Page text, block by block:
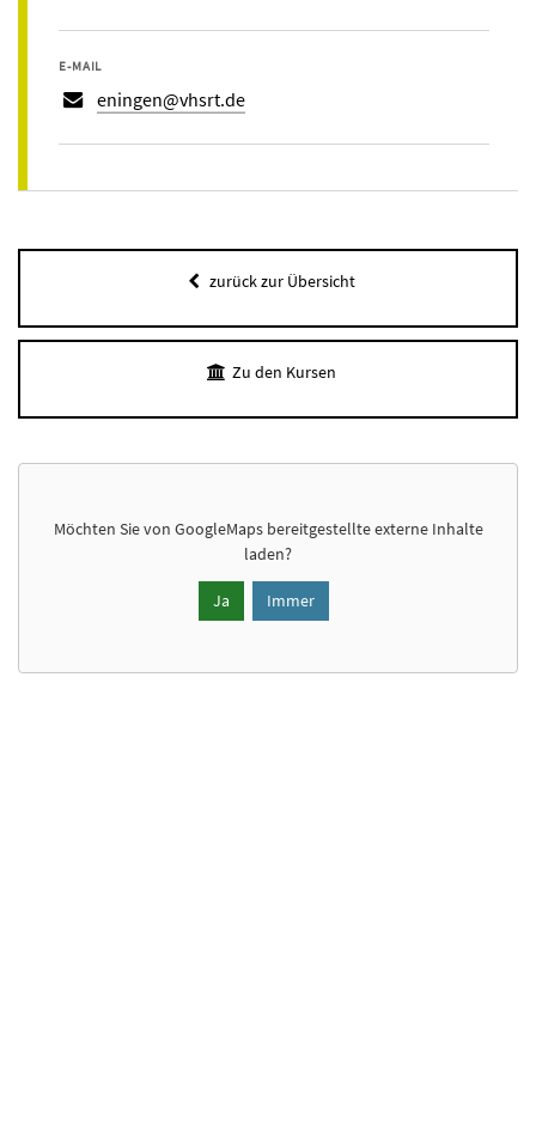
E-MAIL
eningen@vhsrt.de
zurück zur Übersicht
Zu den Kursen
Möchten Sie von GoogleMapsbereitgestellte externe Inhalte
laden?
Ja Immer